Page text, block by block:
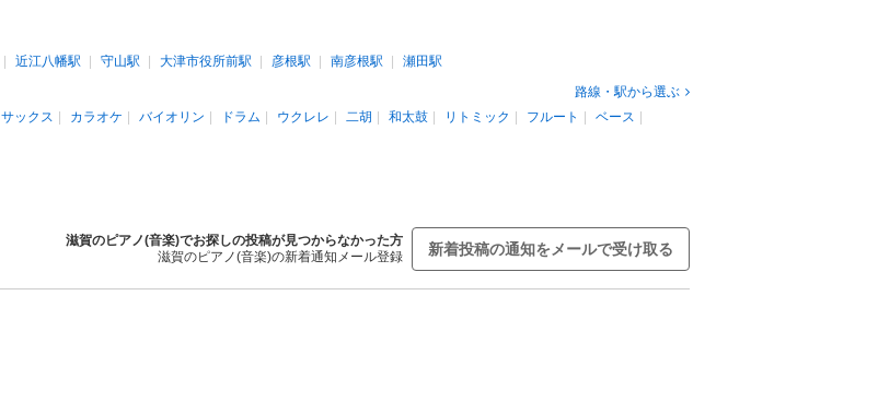
近江八幡駅 守山駅 大津市役所前駅 彦根駅 南彦根駅
瀬田駅
路線・駅から選ぶ
サックス カラオケ バイオリン ドラム ウクレレ 二胡 和太鼓 リトミック フルート
ベース
滋賀のピアノ(音楽)でお探しの投稿が見つからなかった方
滋賀のピアノ(音楽)の新着通知メール登録
新着投稿の通知をメールで受け取る